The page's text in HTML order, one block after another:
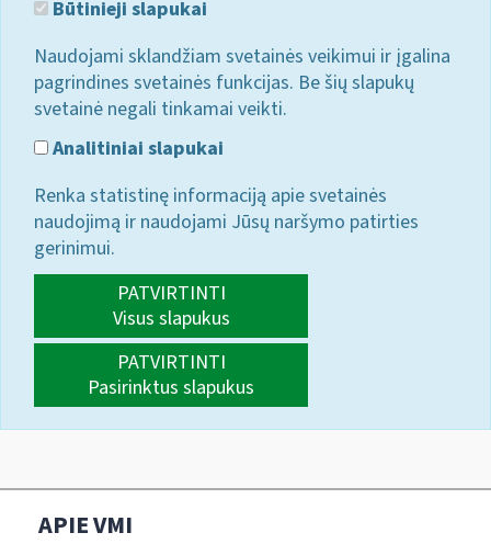
Būtinieji slapukai
Naudojami sklandžiam svetainės veikimui ir įgalina
pagrindines svetainės funkcijas. Be šių slapukų
svetainė negali tinkamai veikti.
Analitiniai slapukai
Renka statistinę informaciją apie svetainės
naudojimą ir naudojami Jūsų naršymo patirties
gerinimui.
PATVIRTINTI
Visus slapukus
PATVIRTINTI
Pasirinktus slapukus
APIE VMI